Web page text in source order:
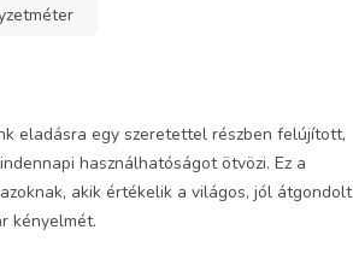
eladásra egy szeretettel részben felújított,
használhatóságot ötvözi. Ez a
akik értékelik a világos, jól átgondolt
kényelmét.